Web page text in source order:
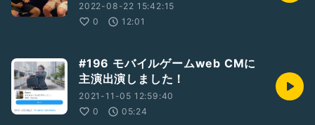
◆ARA HP
https://araizm.com/
◆ARA YouTube
https://www.youtube.com/channel/UCnROsanKmbEx9pT
uiEE3DAA
◆ARA twitter
2022-08-22 15:42:15
0
12:01
#196 モバイルゲームweb CMに
主演出演しました！
2021-11-05 12:59:40
0
05:24